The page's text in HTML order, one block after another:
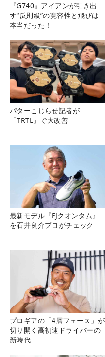
『G740』アイアンが引き出
す“反則級”の寛容性と飛びは
本当だった！
パターこじらせ記者が
「TRTL」で大改善
最新モデル『FJクオンタム』
を石井良介プロがチェック
プロギアの「4層フェース」が
切り開く高初速ドライバーの
新時代